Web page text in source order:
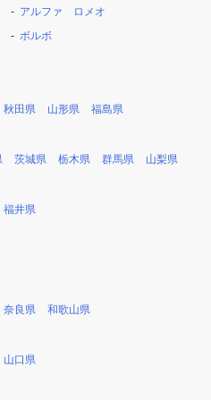
アルファ ロメオ
ボルボ
秋田県 山形県 福島県
茨城県 栃木県 群馬県 山梨県
福井県
奈良県 和歌山県
山口県